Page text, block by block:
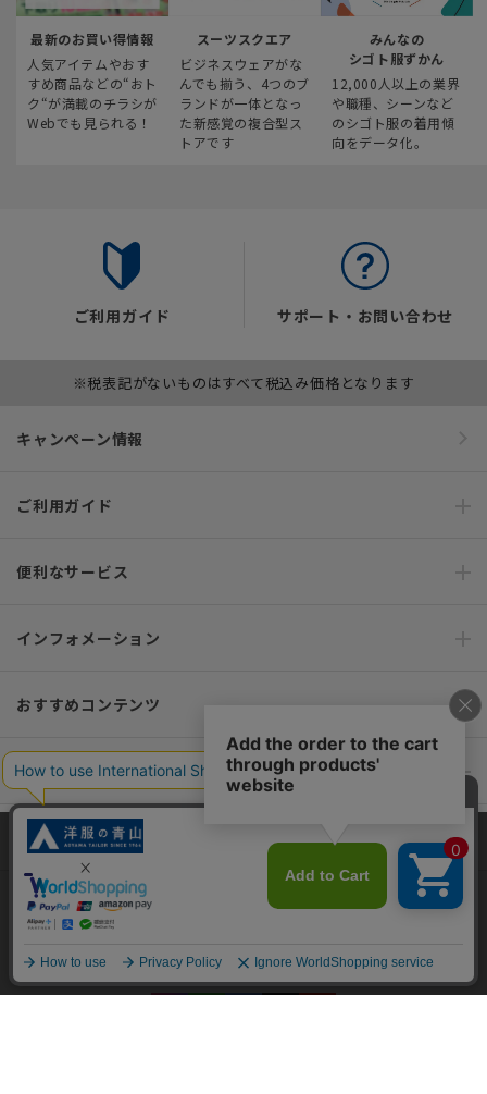
最新のお買い得情報
人気アイテムやおす
すめ商品などの“おト
ク“が満載のチラシが
Webでも見られる！
スーツスクエア
ビジネスウェアがな
んでも揃う、4つのブ
ランドが一体となっ
た新感覚の複合型ス
トアです
みんなの
シゴト服ずかん
12,000人以上の業界
や職種、シーンなど
のシゴト服の着用傾
向をデータ化。
ご利用ガイド サポート・お問い合わせ
※税表記がないものはすべて税込み価格となります
キャンペーン情報
ご利用ガイド
便利なサービス
インフォメーション
おすすめコンテンツ
ポリシー・企業情報
オーダースーツなら SHITATE
OFFICIAL SNS
当サイトでは、快適な閲覧体験とコンテンツ改善のためにCookieを使用
しています。閲覧を続けることで、Cookieの使用に同意したものとみな
します。詳細については
同意して閉じる